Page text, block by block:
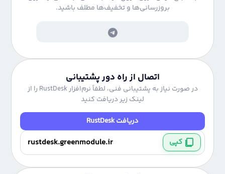
بروزرسانی‌ها و تخفیف‌ها مطلف باشید.
اتصال از راه دور پشتیبانی
در صورت نیاز به پشتیبانی فنی، لطفاً نرم‌افزار RustDesk را از
لینک زیر دریافت کنید
دریافت RustDesk
کپی